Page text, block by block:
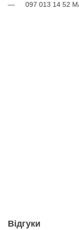
097 013 14 52
Відгуки